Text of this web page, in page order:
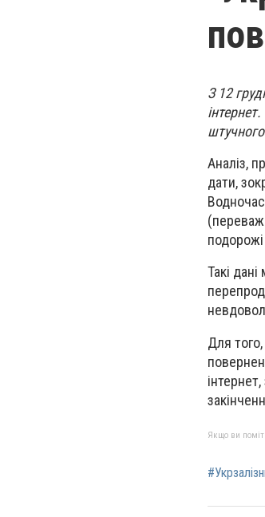
З 12
Аналіз,
дати,
Такі
Для
Якщо ви